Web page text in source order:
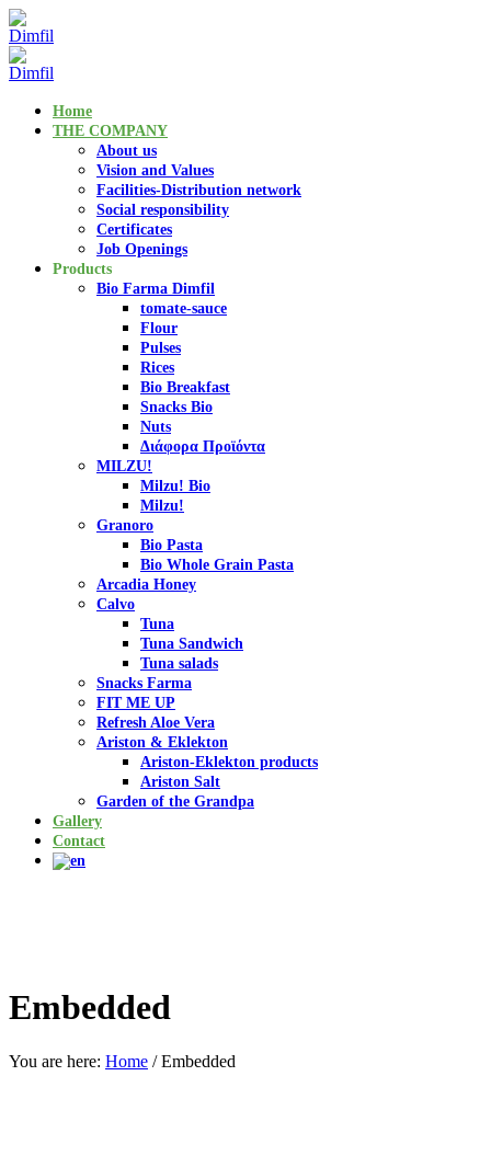
Home
THE COMPANY
About us
Vision and Values
Facilities-Distribution network
Social responsibility
Certificates
Job Openings
Products
Bio Farma Dimfil
tomate-sauce
Flour
Pulses
Rices
Bio Breakfast
Snacks Bio
Nuts
Διάφορα Προϊόντα
MILZU!
Milzu! Bio
Milzu!
Granoro
Bio Pasta
Bio Whole Grain Pasta
Arcadia Honey
Calvo
Tuna
Tuna Sandwich
Tuna salads
Snacks Farma
FIT ME UP
Refresh Aloe Vera
Ariston & Eklekton
Ariston-Eklekton products
Ariston Salt
Garden of the Grandpa
Gallery
Contact
Embedded
You are here: Home /Embedded